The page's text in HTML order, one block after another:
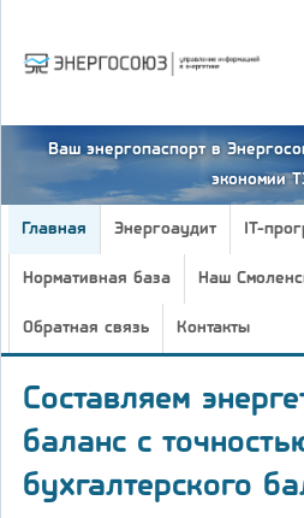
Ваш энергопаспорт в
экономии
Главная Энергоаудит IT-
Нормативная база Наш
Обратная связь Контакты
Составляем
баланс с
бухгалтерского